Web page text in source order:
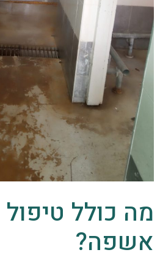
מה כולל טיפול
אשפה?